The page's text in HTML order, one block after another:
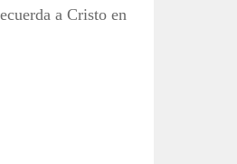
a Cristo en